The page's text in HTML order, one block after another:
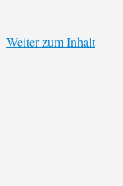
Weiter zum Inhalt